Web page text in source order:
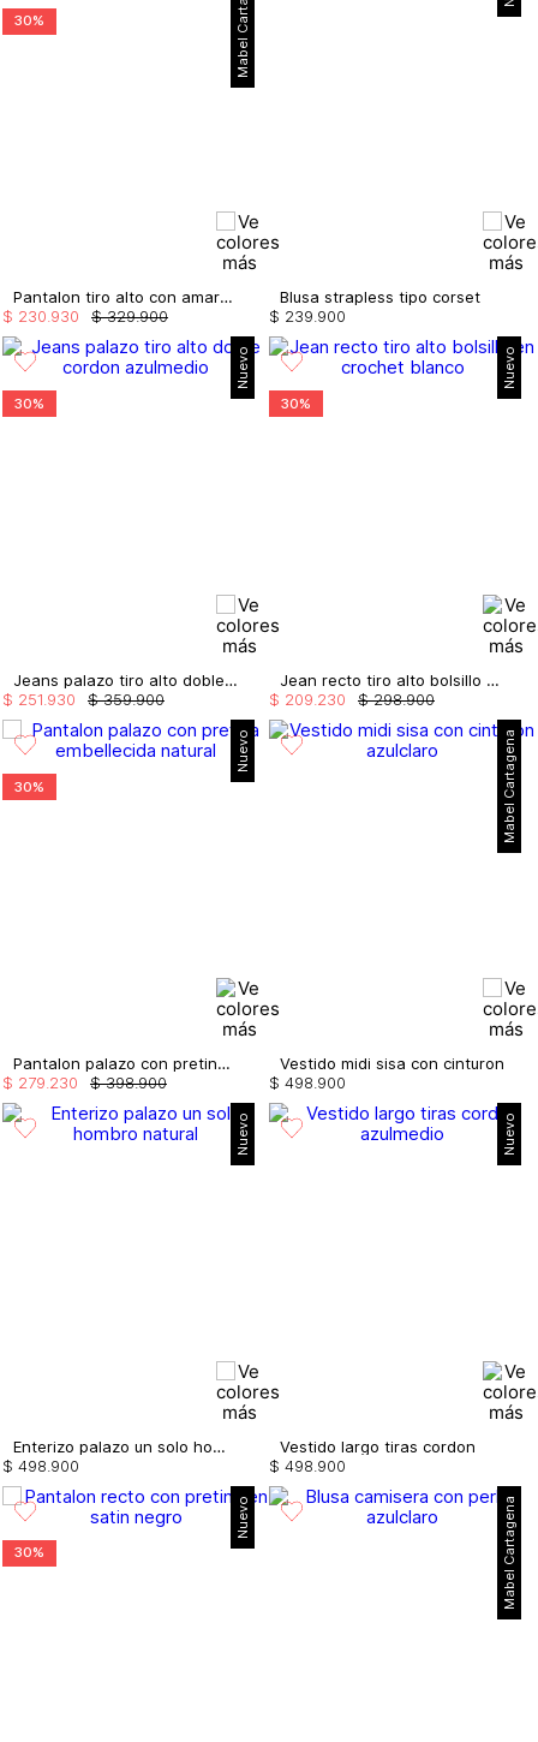
30%
Pantalon tiro alto con amarre en bota
$ 329.900
$ 230.930
Blusa strapless tipo corset
$ 239.900
Nuevo
30%
Jeans palazo tiro alto doble cordon
$ 359.900
$ 251 930
Nuevo
30%
Jean recto tiro alto bolsillo en crochet
$ 298.900
$ 209 230
Nuevo
30%
Pantalon palazo con pretina embellecida
$ 398.900
$ 279 230
Mabel Cartagena
Vestido midi sisa con cinturon
$ 498 900
Nuevo
Enterizo palazo un solo hombro
$ 498 900
Nuevo
Vestido largo tiras cordon
$ 498 900
Nuevo
30% Mabel Cartagena